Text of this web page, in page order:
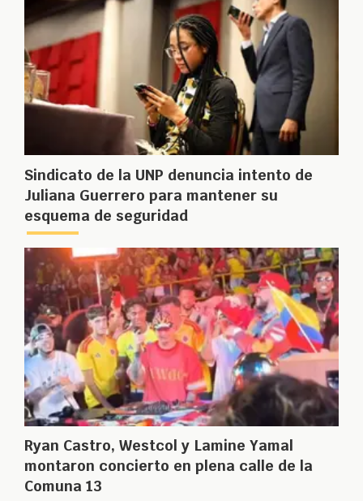
Sindicato de la UNP denuncia intento de
Juliana Guerrero para mantener su
esquema de seguridad
Ryan Castro, Westcol y Lamine Yamal
montaron concierto en plena calle de la
Comuna 13